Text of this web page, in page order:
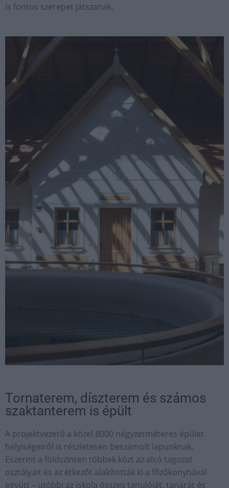
is fontos szerepet játszanak.
Tornaterem, díszterem és számos
szaktanterem is épült
A projektvezető a közel 8000 négyzetméteres épület
helyiségeiről is részletesen beszámolt lapunknak.
Eszerint a földszinten többek közt az alsó tagozat
osztályait és az étkezőt alakították ki a főzőkonyhával
együtt – utóbbi az iskola összes tanulóját, tanárát és